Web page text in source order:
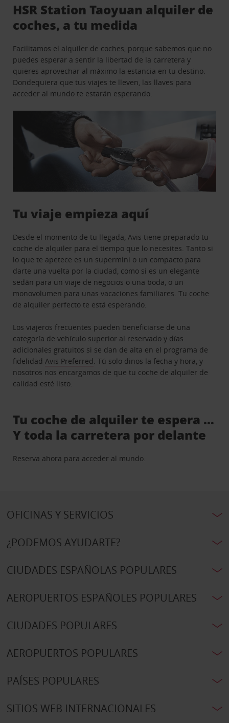
HSR Station Taoyuan alquiler de
coches, a tu medida
Facilitamos el alquiler de coches, porque sabemos que no
puedes esperar a sentir la libertad de la carretera y
quieres aprovechar al máximo la estancia en tu destino.
Dondequiera que tus viajes te lleven, las llaves para
acceder al mundo te estarán esperando.
Tu viaje empieza aquí
Desde el momento de tu llegada, Avis tiene preparado tu
coche de alquiler para el tiempo que lo necesites. Tanto si
lo que te apetece es un supermini o un compacto para
darte una vuelta por la ciudad, como si es un elegante
sedán para un viaje de negocios o una boda, o un
monovolumen para unas vacaciones familiares. Tu coche
de alquiler perfecto te está esperando.
Los viajeros frecuentes pueden beneficiarse de una
categoría de vehículo superior al reservado y días
adicionales gratuitos si se dan de alta en el programa de
fidelidadAvis Preferred. Tú solo dinos la fecha y hora, y
nosotros nos encargamos de que tu coche de alquiler de
calidad esté listo.
Tu coche de alquiler te espera …
Y toda la carretera por delante
Reserva ahora para acceder al mundo.
OFICINAS Y SERVICIOS
¿PODEMOS AYUDARTE?
CIUDADES ESPAÑOLAS POPULARES
AEROPUERTOS ESPAÑOLES POPULARES
CIUDADES POPULARES
AEROPUERTOS POPULARES
PAÍSES POPULARES
SITIOS WEB INTERNACIONALES